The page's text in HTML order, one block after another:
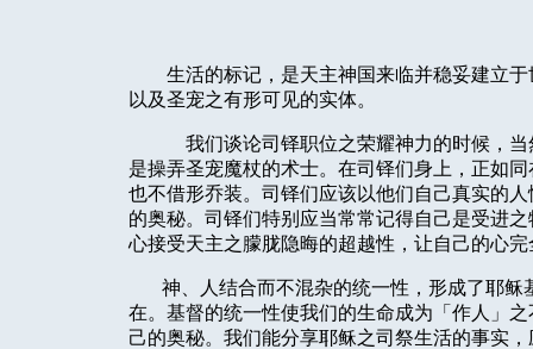
生活的标记，是天主神国来临并稳妥建立
以及圣宠之有形可见的实体。
我们谈论司铎职位之荣耀神力的时候，
是操弄圣宠魔杖的术士。在司铎们身上，正如
也不借形乔装。司铎们应该以他们自己真实的
的奥秘。司铎们特别应当常常记得自己是受进
心接受天主之朦胧隐晦的超越性，让自己的心
神、人结合而不混杂的统一性，形成了耶
在。基督的统一性使我们的生命成为「作人」
己的奥秘。我们能分享耶稣之司祭生活的事实